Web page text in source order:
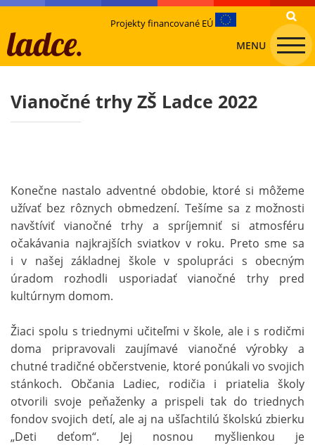
Projekty financované EÚ
MENU
Vianočné trhy ZŠ Ladce 2022
Konečne nastalo adventné obdobie, ktoré si môžeme
užívať bez rôznych obmedzení. Tešíme sa z možnosti
navštíviť vianočné trhy a spríjemniť si atmosféru
očakávania najkrajších sviatkov v roku. Preto sme sa
i v našej základnej škole v spolupráci s obecným
úradom rozhodli usporiadať vianočné trhy pred
kultúrnym domom.
Žiaci spolu s triednymi učiteľmi v škole, ale i s rodičmi
doma pripravovali zaujímavé vianočné výrobky a
chutné tradičné občerstvenie, ktoré ponúkali vo svojich
stánkoch. Občania Ladiec, rodičia i priatelia školy
otvorili svoje peňaženky a prispeli tak do triednych
fondov svojich detí, ale aj na ušľachtilú školskú zbierku
„Deti deťom“. Jej nosnou myšlienkou je